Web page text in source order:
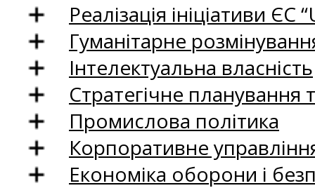
Реалізація ініціативи ЄС
Гуманітарне
Інтелектуальна власність
Стратегічне
Промислова політика
Корпоративне
Економіка оборони і